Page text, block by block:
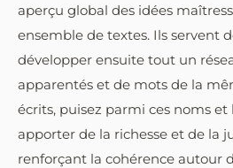
aperçu global des idées
ensemble de textes. Ils servent
développer ensuite tout un
apparentés et de mots de la
écrits, puisez parmi ces noms
apporter de la richesse et de la
renforçant la cohérence autour